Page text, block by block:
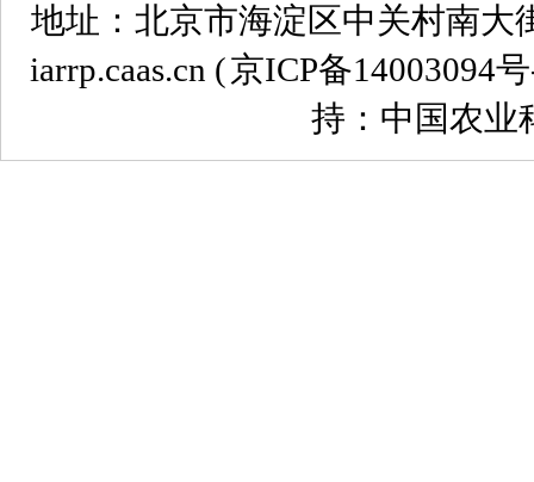
地址：北京市海淀区中关村南大
iarrp.caas.cn (京ICP备14003094
持：中国农